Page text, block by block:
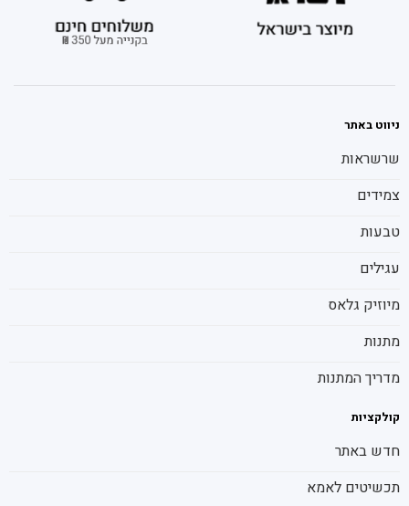
ניווט באתר
שרשראות
צמידים
טבעות
עגילים
מיוזיק גלאס
מתנות
מדריך המתנות
קולקציות
חדש באתר
תכשיטים לאמא